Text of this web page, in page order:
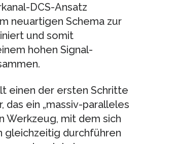
DCS-Ansatz
neuartigen Schema zur
und somit
hohen Signal-
einen der ersten Schritte
das ein „massiv-paralleles
Werkzeug, mit dem sich
gleichzeitig durchführen